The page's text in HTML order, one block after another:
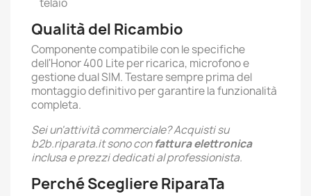
telaio
Qualità del Ricambio
Componente compatibile con le specifiche
dell'Honor 400 Lite per ricarica, microfono e
gestione dual SIM. Testare sempre prima del
montaggio definitivo per garantire la funzionalità
completa.
Sei un'attività commerciale? Acquisti su
b2b.riparata.it sono confattura elettronica
inclusa e prezzi dedicati al professionista.
Perché Scegliere RiparaTa